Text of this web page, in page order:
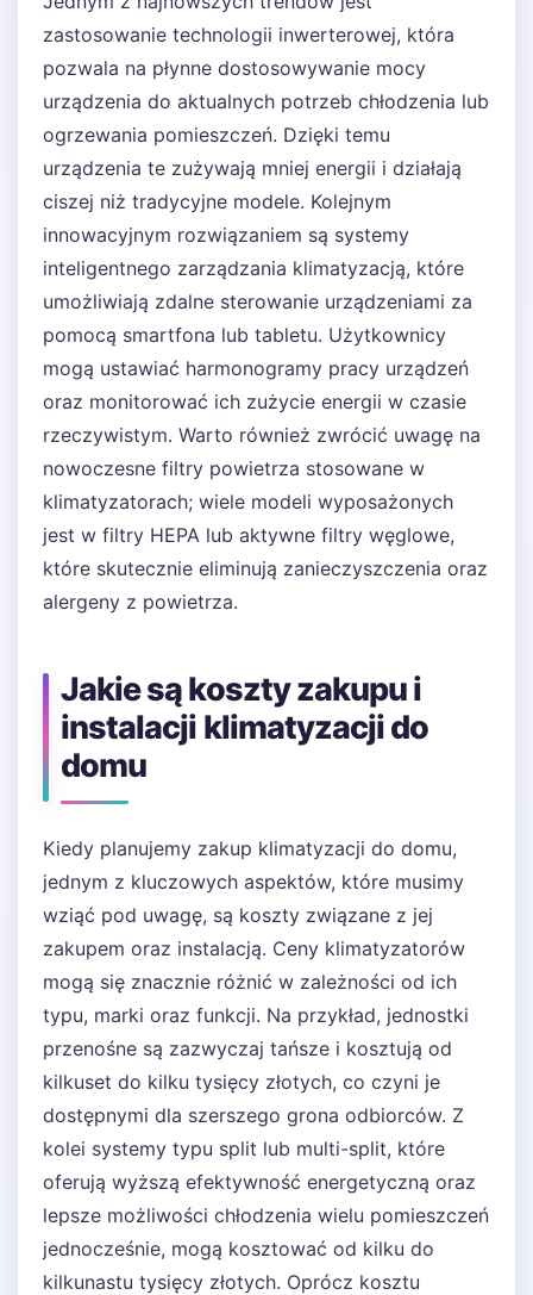
zastosowanie technologii inwerterowej, która
pozwala na płynne dostosowywanie mocy
urządzenia do aktualnych potrzeb chłodzenia lub
ogrzewania pomieszczeń. Dzięki temu
urządzenia te zużywają mniej energii i działają
ciszej niż tradycyjne modele. Kolejnym
innowacyjnym rozwiązaniem są systemy
inteligentnego zarządzania klimatyzacją, które
umożliwiają zdalne sterowanie urządzeniami za
pomocą smartfona lub tabletu. Użytkownicy
mogą ustawiać harmonogramy pracy urządzeń
oraz monitorować ich zużycie energii w czasie
rzeczywistym. Warto również zwrócić uwagę na
nowoczesne filtry powietrza stosowane w
klimatyzatorach; wiele modeli wyposażonych
jest w filtry HEPA lub aktywne filtry węglowe,
które skutecznie eliminują zanieczyszczenia oraz
alergeny z powietrza.
Jakie są koszty zakupu i
instalacji klimatyzacji do
domu
Kiedy planujemy zakup klimatyzacji do domu,
jednym z kluczowych aspektów, które musimy
wziąć pod uwagę, są koszty związane z jej
zakupem oraz instalacją. Ceny klimatyzatorów
mogą się znacznie różnić w zależności od ich
typu, marki oraz funkcji. Na przykład, jednostki
przenośne są zazwyczaj tańsze i kosztują od
kilkuset do kilku tysięcy złotych, co czyni je
dostępnymi dla szerszego grona odbiorców. Z
kolei systemy typu split lub multi-split, które
oferują wyższą efektywność energetyczną oraz
lepsze możliwości chłodzenia wielu pomieszczeń
jednocześnie, mogą kosztować od kilku do
kilkunastu tysięcy złotych. Oprócz kosztu